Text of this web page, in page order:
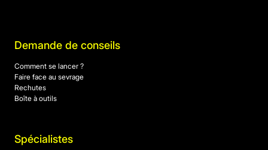
Demande de conseils
Comment se lancer ?
Faire face au sevrage
Rechutes
Boîte à outils
Spécialistes